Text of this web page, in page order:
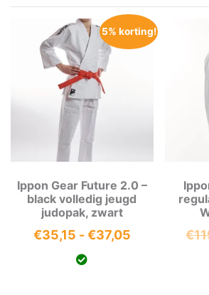
5% korting!
Ippon Gear Future 2.0 –
black volledig jeugd
judopak, zwart
€35,15 -€37,05Prijsklasse:
€